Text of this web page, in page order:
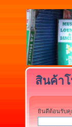
สินค้า
ยินดีต้อนรับคุ